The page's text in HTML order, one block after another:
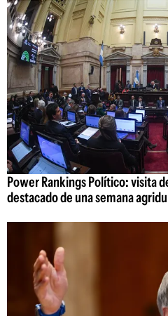
Power Rankings Político: visita
destacado de una semana